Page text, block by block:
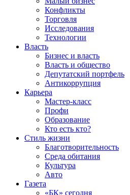
Конфликты
Торговля
Исследования
Технологии
Власть
Бизнес и власть
Власть и общество
Депутатский портфель
Антикоррупция
Карьера
Мастер-класс
Профи
Образование
Кто есть кто?
Стиль жизни
Благотворительность
Среда обитания
Культура
Авто
Газета
«БК» сегодня